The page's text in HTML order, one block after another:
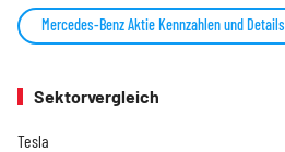
Mercedes-Benz Aktie Kennzahlen und Details
Sektorvergleich
Tesla